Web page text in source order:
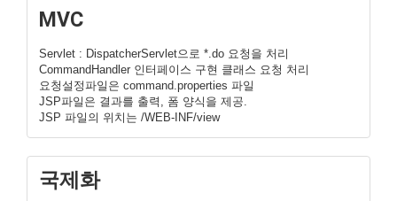
MVC
Servlet : DispatcherServlet으로 *.do 요청을 처리
CommandHandler 인터페이스 구현 클래스 요청 처리
요청설정파일은 command.properties 파일
JSP파일은 결과를 출력, 폼 양식을 제공.
JSP 파일의 위치는 /WEB-INF/view
국제화